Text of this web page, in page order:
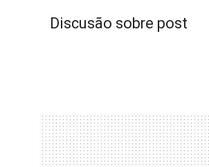
Discusão sobre post